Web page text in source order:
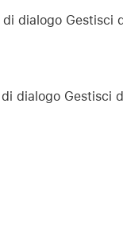
dialogo Gestisci
dialogo Gestisci